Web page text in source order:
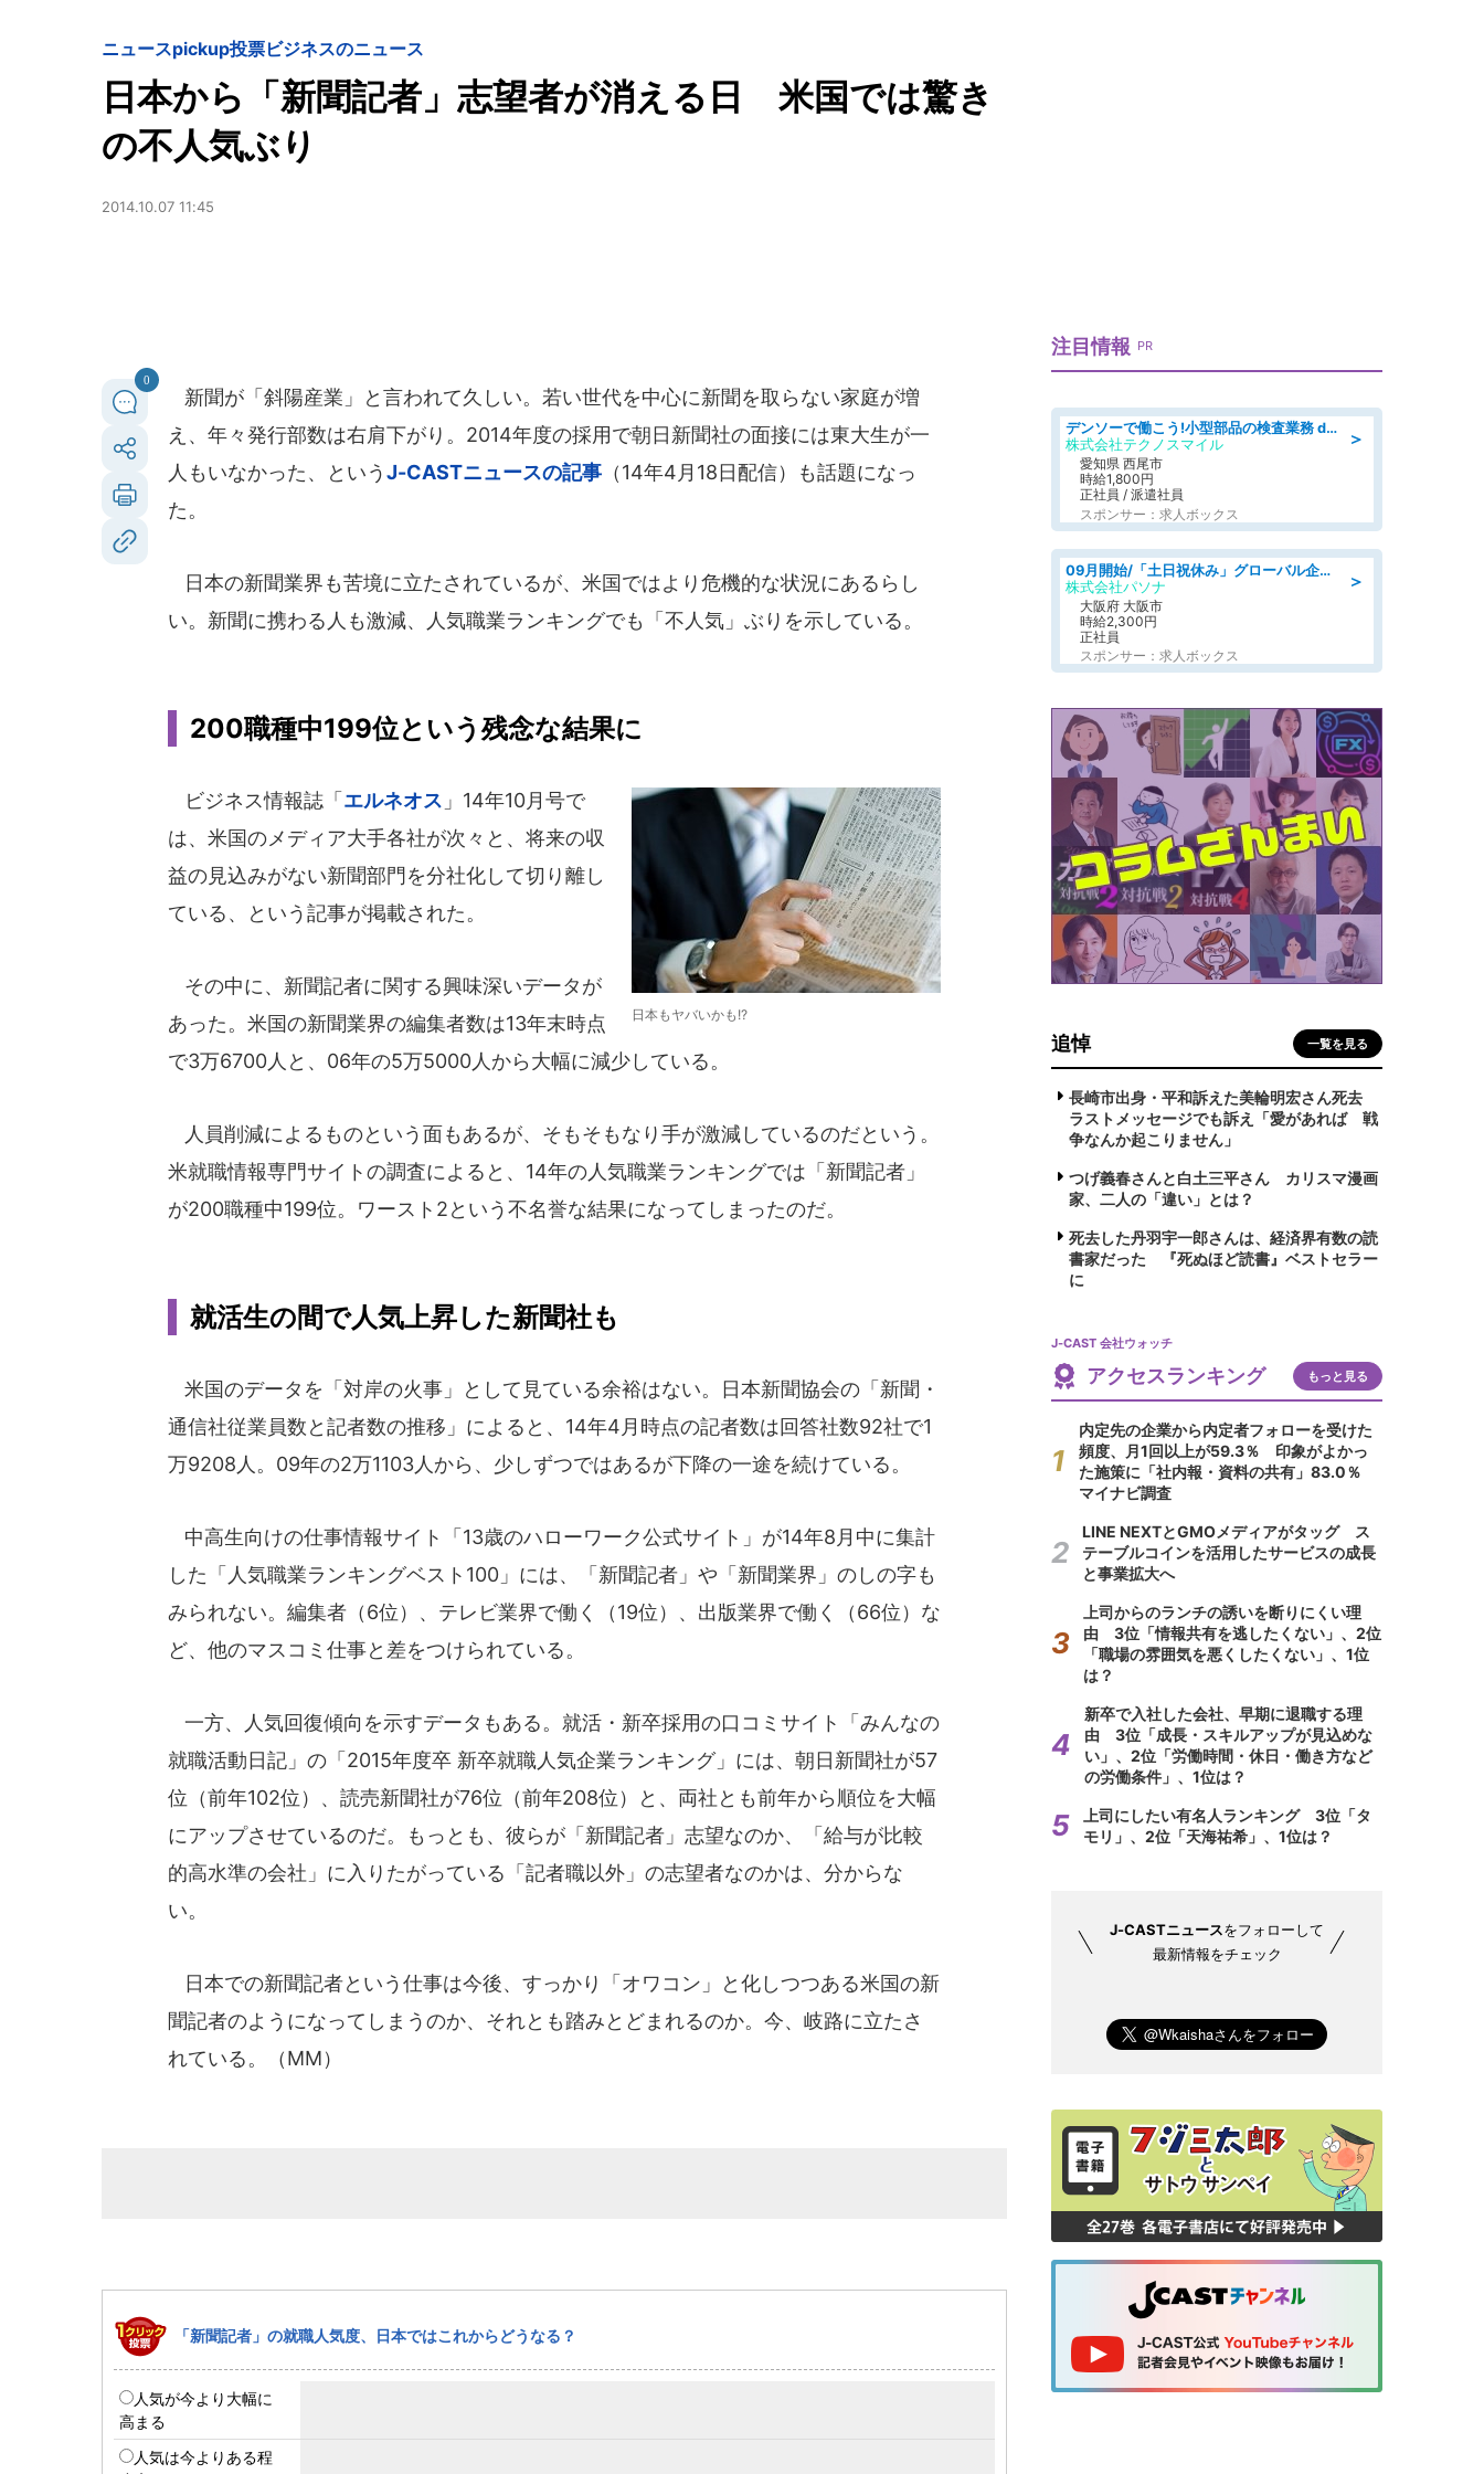
ニュースpickup投票ビジネスのニュース
日本から「新聞記者」志望者が消える日 米国では驚き
の不人気ぶり
2014.10.07 11:45
0
新聞が「斜陽産業」と言われて久しい。若い世代を中心に新聞を取らない家庭が増
え、年々発行部数は右肩下がり。2014年度の採用で朝日新聞社の面接には東大生が一
人もいなかった、というJ-CASTニュースの記事 （14年4月18日配信）も話題になっ
た。
日本の新聞業界も苦境に立たされているが、米国ではより危機的な状況にあるらし
い。新聞に携わる人も激減、人気職業ランキングでも「不人気」ぶりを示している。
200職種中199位という残念な結果に
日本もヤバいかも!?
ビジネス情報誌「 エルネオス 」14年10月号で
は、米国のメディア大手各社が次々と、将来の収
益の見込みがない新聞部門を分社化して切り離し
ている、という記事が掲載された。
その中に、新聞記者に関する興味深いデータが
あった。米国の新聞業界の編集者数は13年末時点
で3万6700人と、06年の5万5000人から大幅に減少している。
人員削減によるものという面もあるが、そもそもなり手が激減しているのだという。
米就職情報専門サイトの調査によると、14年の人気職業ランキングでは「新聞記者」
が200職種中199位。ワースト2という不名誉な結果になってしまったのだ。
就活生の間で人気上昇した新聞社も
米国のデータを「対岸の火事」として見ている余裕はない。日本新聞協会の「新聞・
通信社従業員数と記者数の推移」によると、14年4月時点の記者数は回答社数92社で1
万9208人。09年の2万1103人から、少しずつではあるが下降の一途を続けている。
中高生向けの仕事情報サイト「13歳のハローワーク公式サイト」が14年8月中に集計
した「人気職業ランキングベスト100」には、「新聞記者」や「新聞業界」のしの字も
みられない。編集者（6位）、テレビ業界で働く（19位）、出版業界で働く（66位）な
ど、他のマスコミ仕事と差をつけられている。
一方、人気回復傾向を示すデータもある。就活・新卒採用の口コミサイト「みんなの
就職活動日記」の「2015年度卒 新卒就職人気企業ランキング」には、朝日新聞社が57
位（前年102位）、読売新聞社が76位（前年208位）と、両社とも前年から順位を大幅
にアップさせているのだ。もっとも、彼らが「新聞記者」志望なのか、「給与が比較
的高水準の会社」に入りたがっている「記者職以外」の志望者なのかは、分からな
い。
日本での新聞記者という仕事は今後、すっかり「オワコン」と化しつつある米国の新
聞記者のようになってしまうのか、それとも踏みとどまれるのか。今、岐路に立たさ
れている。（MM）
「新聞記者」の就職人気度、日本ではこれからどうなる？
人気が今より大幅に
高まる
人気は今よりある程
注目情報 PR
＞
デンソーで働こう!小型部品の検査業務 denso aichi
株式会社テクノスマイル
愛知県 西尾市
時給1,800円
正社員 / 派遣社員
スポンサー：求人ボックス
＞
09月開始/「土日祝休み」グローバル企業での産業保健のお仕事/保健師/高時給/残業なし/服装自由
株式会社パソナ
大阪府 大阪市
時給2,300円
正社員
スポンサー：求人ボックス
追悼 一覧を見る
長崎市出身・平和訴えた美輪明宏さん死去
ラストメッセージでも訴え「愛があれば 戦
争なんか起こりません」
つげ義春さんと白土三平さん カリスマ漫画
家、二人の「違い」とは？
死去した丹羽宇一郎さんは、経済界有数の読
書家だった 『死ぬほど読書』ベストセラー
に
J-CAST 会社ウォッチ
アクセスランキング もっと見る
内定先の企業から内定者フォローを受けた
頻度、月1回以上が59.3％ 印象がよかっ
た施策に「社内報・資料の共有」83.0％
マイナビ調査
LINE NEXTとGMOメディアがタッグ ス
テーブルコインを活用したサービスの成長
と事業拡大へ
上司からのランチの誘いを断りにくい理
由 3位「情報共有を逃したくない」、2位
「職場の雰囲気を悪くしたくない」、1位
は？
新卒で入社した会社、早期に退職する理
由 3位「成長・スキルアップが見込めな
い」、2位「労働時間・休日・働き方など
の労働条件」、1位は？
上司にしたい有名人ランキング 3位「タ
モリ」、2位「天海祐希」、1位は？
J-CASTニュースをフォローして
最新情報をチェック